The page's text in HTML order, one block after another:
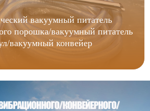
вакуумный питатель
порошка/вакуумный питатель
вакуумный конвейер